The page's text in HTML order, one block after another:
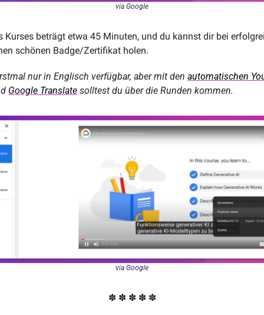
via Google
Kurses beträgt etwa 45 Minuten, und du kannst dir bei
schönen Badge/Zertifikat holen.
nur in Englisch verfügbar, aber mit den automatischen
Google Translate solltest du über die Runden kommen.
via Google
✽ ✽ ✽ ✽ ✽